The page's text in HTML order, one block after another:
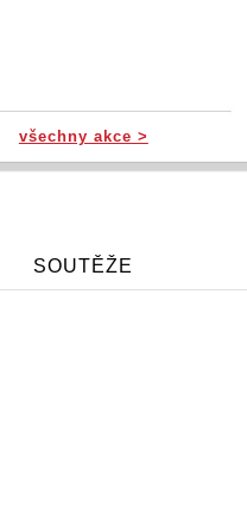
všechny akce >
SOUTĚŽE